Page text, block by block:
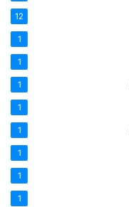
12
1
1
1
1
1
1
1
1